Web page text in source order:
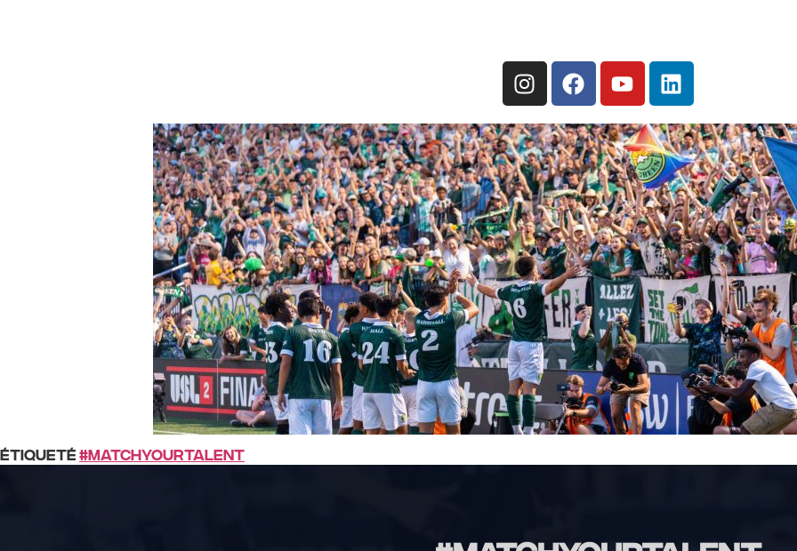
Étiqueté #MatchYourTalent